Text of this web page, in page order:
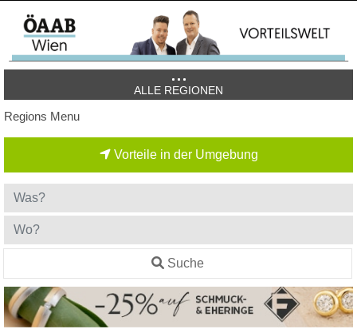
ALLE REGIONEN
Regions Menu
Vorteile in der Umgebung
Suche